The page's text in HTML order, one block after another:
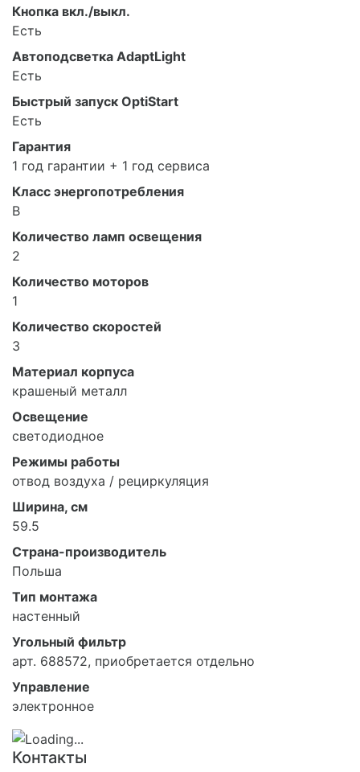
Кнопка вкл./выкл.
Есть
Автоподсветка AdaptLight
Есть
Быстрый запуск OptiStart
Есть
Гарантия
1 год гарантии + 1 год сервиса
Класс энергопотребления
B
Количество ламп освещения
2
Количество моторов
1
Количество скоростей
3
Материал корпуса
крашеный металл
Освещение
светодиодное
Режимы работы
отвод воздуха / рециркуляция
Ширина, см
59.5
Страна-производитель
Польша
Тип монтажа
настенный
Угольный фильтр
арт. 688572, приобретается отдельно
Управление
электронное
Контакты